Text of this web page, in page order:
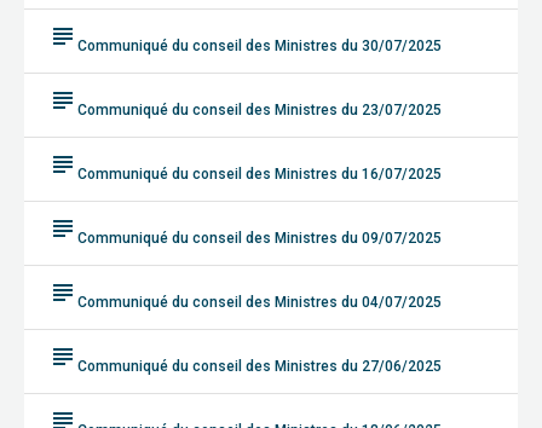
subject Communiqué du conseil des Ministres du 30/07/2025
subject Communiqué du conseil des Ministres du 23/07/2025
subject Communiqué du conseil des Ministres du 16/07/2025
subject Communiqué du conseil des Ministres du 09/07/2025
subject Communiqué du conseil des Ministres du 04/07/2025
subject Communiqué du conseil des Ministres du 27/06/2025
subject